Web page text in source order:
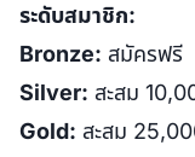
ระดับสมาชิก:
Bronze: สมัครฟรี
Silver: สะสม
Gold: สะสม